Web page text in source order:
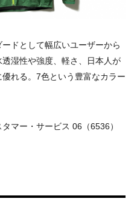
ドとして幅広いユーザーから
湿性や強度、軽さ、日本人が
れる。7色という豊富なカラー
マー・サービス 06（6536）